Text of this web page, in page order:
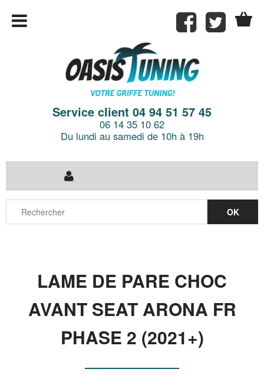
Service client 04 94 51 57 45
06 14 35 10 62
Du lundi au samedi de 10h à 19h
LAME DE PARE CHOC
AVANT SEAT ARONA FR
PHASE 2 (2021+)